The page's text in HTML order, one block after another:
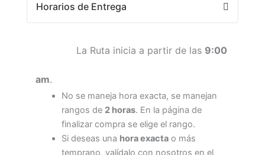
Horarios de Entrega
La Ruta inicia a partir de las 9:00
am.
No se maneja hora exacta, se manejan
rangos de 2 horas. En la página de
finalizar compra se elige el rango.
Si deseas una hora exactao más
temprano, valídalo con nosotros en el